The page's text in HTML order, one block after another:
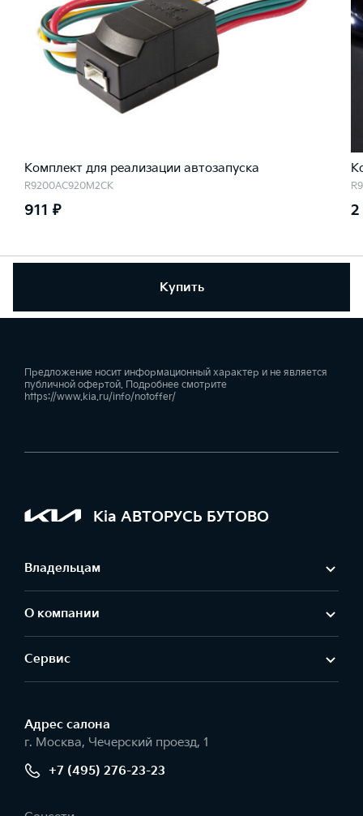
Купить
Комплект для реализации автозапуска
R9200AC920M2CK
911 ₽ 2
Предложение носит информационный характер и не является
публичной офертой. Подробнее смотрите
https://www.kia.ru/info/notoffer/
Kia АВТОРУСЬ БУТОВО
Владельцам
О компании
Сервис
Адрес салонa
г. Москва, Чечерский проезд, 1
+7 (495) 276-23-23